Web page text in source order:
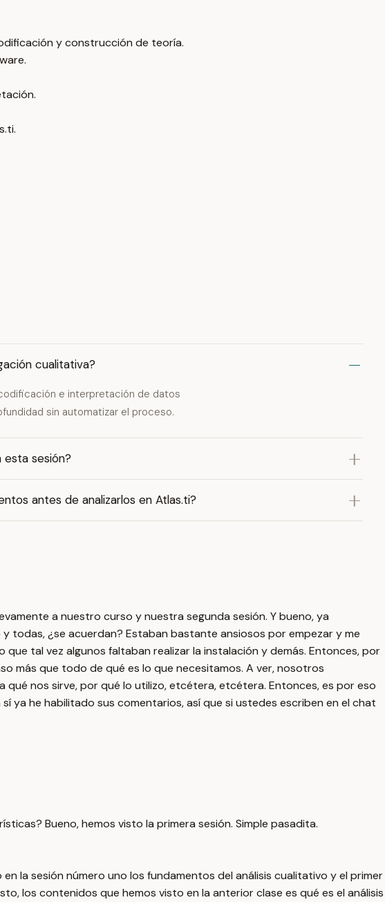
y construcción de teoría.
cualitativa?
e interpretación de datos
sin automatizar el proceso.
esta sesión?
antes de analizarlos en Atlas.ti?
a nuestro curso y nuestra segunda sesión. Y bueno, ya
todas, ¿se acuerdan? Estaban bastante ansiosos por empezar y me
que tal vez algunos faltaban realizar la instalación y demás. Entonces, por
más que todo de qué es lo que necesitamos. A ver, nosotros
nos sirve, por qué lo utilizo, etcétera, etcétera. Entonces, es por eso
ya he habilitado sus comentarios, así que si ustedes escriben en el chat
Bueno, hemos visto la primera sesión. Simple pasadita.
la sesión número uno los fundamentos del análisis cualitativo y el primer
los contenidos que hemos visto en la anterior clase es qué es el análisis